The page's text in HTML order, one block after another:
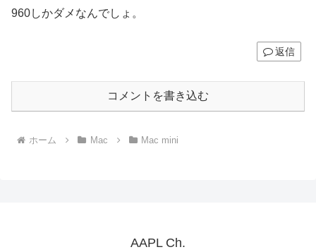
960しかダメなんでしょ。
返信
コメントを書き込む
ホーム Mac Mac mini
AAPL Ch.